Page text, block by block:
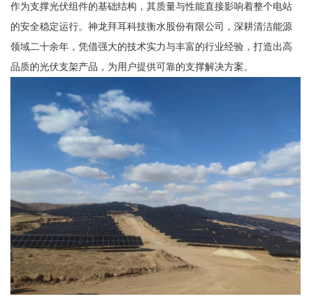
作为支撑光伏组件的基础结构，其质量与性能直接影响着整个电站
的安全稳定运行。神龙拜耳科技衡水股份有限公司，深耕清洁能源
领域二十余年，凭借强大的技术实力与丰富的行业经验，打造出高
品质的光伏支架产品，为用户提供可靠的支撑解决方案。